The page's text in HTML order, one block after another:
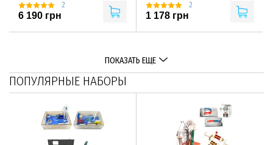
2
6 190 грн
2
1 178 грн
ПОКАЗАТЬ ЕЩЕ
ПОПУЛЯРНЫЕ НАБОРЫ